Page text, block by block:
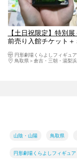
【土日祝限定】特別
前売り入館チケット＋
鳥取県
倉吉・三朝・湯梨浜
山陰・山陽 鳥取県
円形劇場くらよしフィギュ